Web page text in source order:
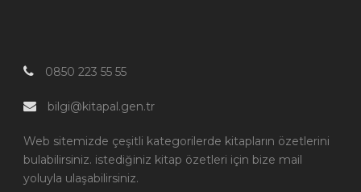
0850 223 55 55
bilgi@kitapal.gen.tr
Web sitemizde çeşitli kategorilerde kitapların özetlerini
bulabilirsiniz. istediğiniz kitap özetleri için bize mail
yoluyla ulaşabilirsiniz.